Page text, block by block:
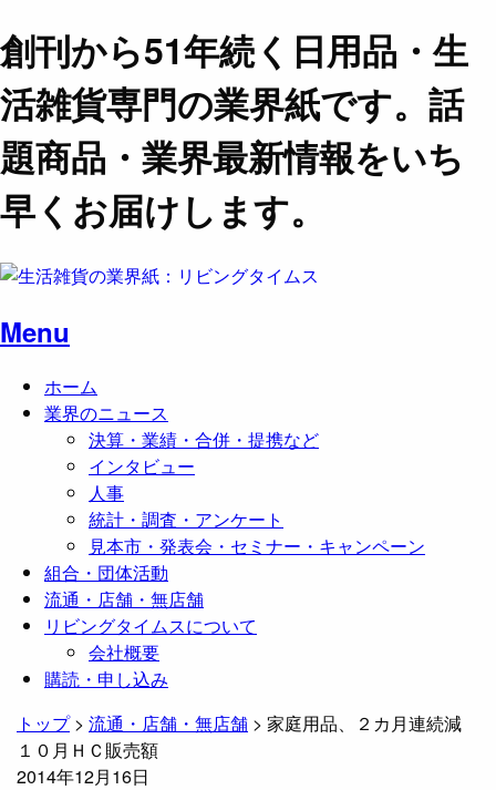
創刊から51年続く日用品・生
活雑貨専門の業界紙です。話
題商品・業界最新情報をいち
早くお届けします。
Menu
ホーム
業界のニュース
決算・業績・合併・提携など
インタビュー
人事
統計・調査・アンケート
見本市・発表会・セミナー・キャンペーン
組合・団体活動
流通・店舗・無店舗
リビングタイムスについて
会社概要
購読・申し込み
トップ> 流通・店舗・無店舗 > 家庭用品、２カ月連続減
１０月ＨＣ販売額
2014年12月16日